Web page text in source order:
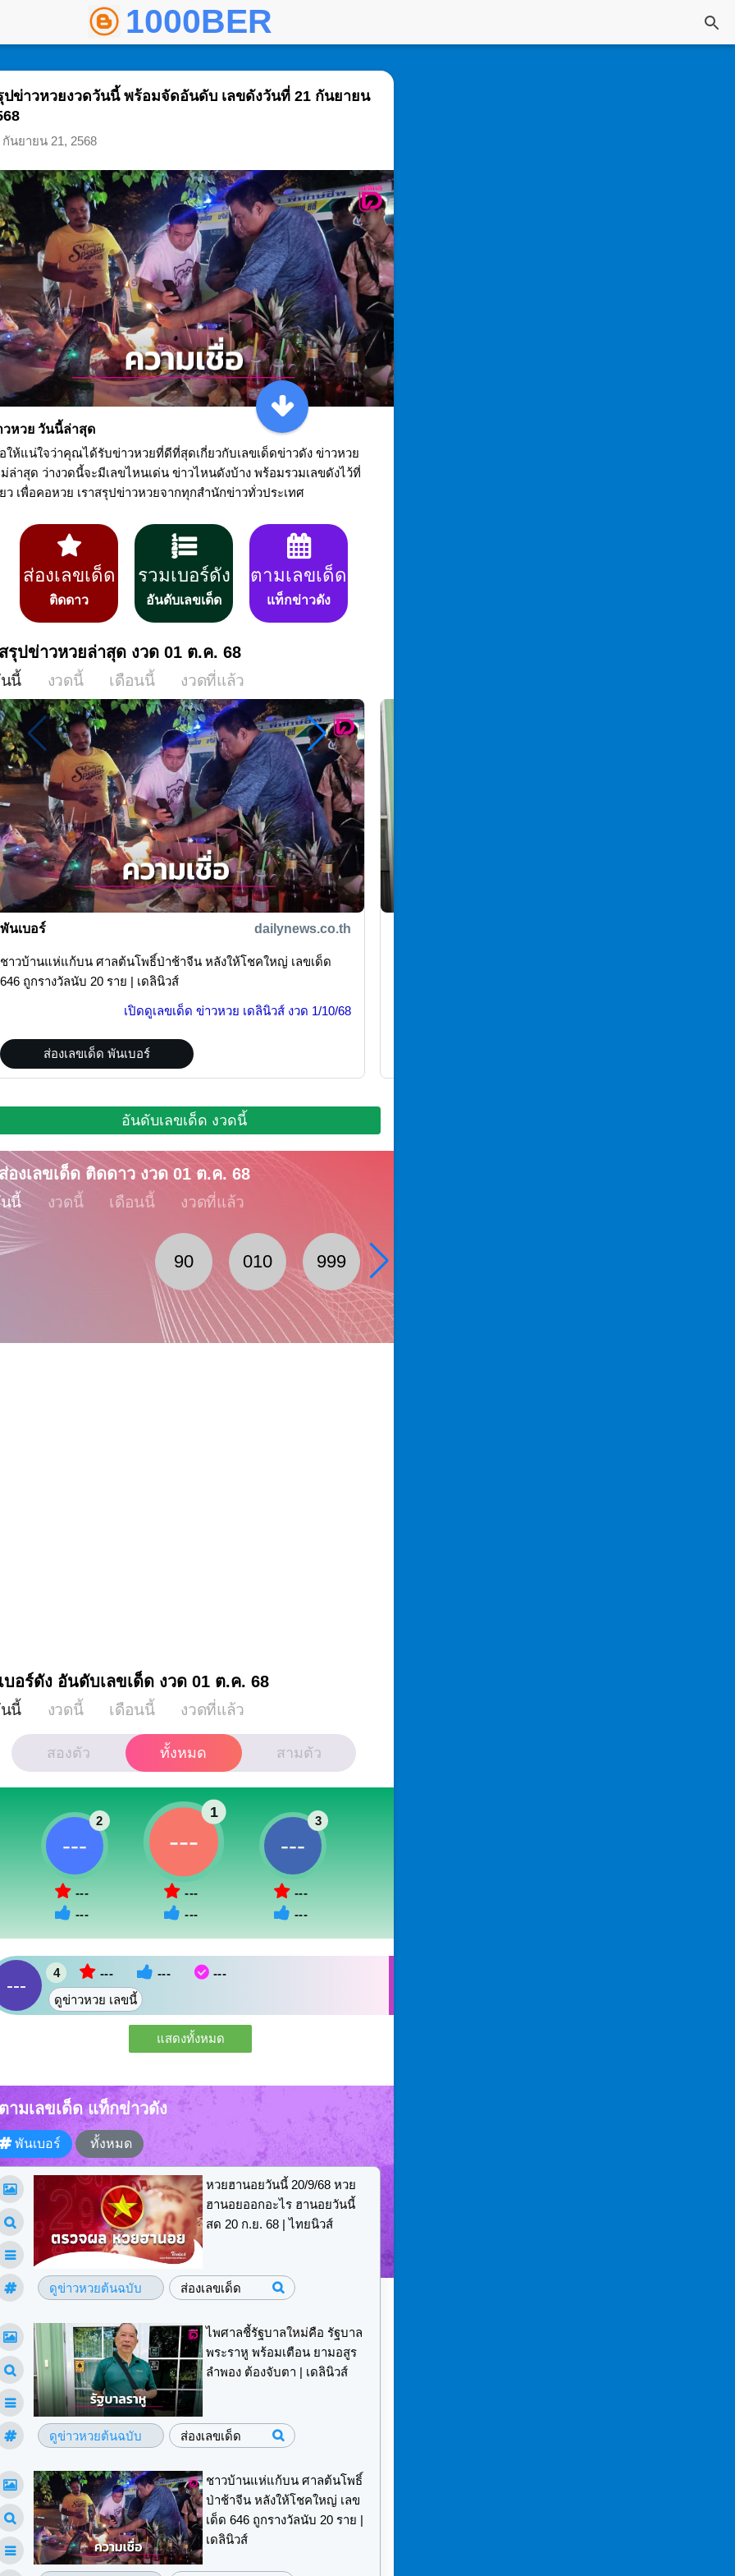
ข้ามไปที่เนื้อหาหลัก
1000BER พันเบอร์ สรุปข่าวหวยงวดล่าสุ
ปข่าวหวยงวดวันนี้ พร้อมจัดอันดับ เลขดังวันที่ 21 กันยายน
กันยายน 21, 2568
วหวย วันนี้ล่าสุด
ให้แน่ใจว่าคุณได้รับข่าวหวยที่ดีที่สุดเกี่ยวกับเลขเด็ดข่าวดัง ข่าวหวย
ล่าสุด ว่างวดนี้จะมีเลขไหนเด่น ข่าวไหนดังบ้าง พร้อมรวมเลขดังไว้ที่
ว เพื่อคอหวย เราสรุปข่าวหวยจากทุกสำนักข่าวทั่วประเทศ
ส่องเลขเด็ด
ติดดาว
รวมเบอร์ดัง
อันดับเลขเด็ด
ตามเลขเด็ด
แท็กข่าวดัง
รุปข่าวหวยล่าสุด งวด 01 ต.ค. 68
นี้ งวดนี้ เดือนนี้ งวดที่แล้ว
พันเบอร์ dailynews.co.th
ส่องเลขเด็ด พันเบอร์
ชาวบ้านแห่แก้บน ศาลต้นโพธิ์ป่าช้าจีน หลังให้โชคใหญ่ เลขเด็ด
646 ถูกรางวัลนับ 20 ราย | เดลินิวส์
เปิดดูเลขเด็ด ข่าวหวย เดลินิวส์ งวด 1/10/68
อันดับเลขเด็ด งวดนี้
องเลขเด็ด ติดดาว งวด 01 ต.ค. 68
นี้ งวดนี้ เดือนนี้ งวดที่แล้ว
90 010 999
บอร์ดัง อันดับเลขเด็ด งวด 01 ต.ค. 68
นี้ งวดนี้ เดือนนี้ งวดที่แล้ว
สองตัว ทั้งหมด สามตัว
---
2
---
---
---
1
---
---
---
3
---
---
---
4 --- ---
---
ดูข่าวหวย เลขนี้
แสดงทั้งหมด
ามเลขเด็ด แท็กข่าวดัง
พันเบอร์ ทั้งหมด
หวยฮานอยวันนี้ 20/9/68 หวย
ฮานอยออกอะไร ฮานอยวันนี้
สด 20 ก.ย. 68 | ไทยนิวส์
ดูข่าวหวยต้นฉบับ ส่องเลขเด็ด
ไพศาลชี้รัฐบาลใหม่คือ รัฐบาล
พระราหู พร้อมเตือน ยามอสูร
ลำพอง ต้องจับตา | เดลินิวส์
ดูข่าวหวยต้นฉบับ ส่องเลขเด็ด
ชาวบ้านแห่แก้บน ศาลต้นโพธิ์
ป่าช้าจีน หลังให้โชคใหญ่ เลข
เด็ด 646 ถูกรางวัลนับ 20 ราย |
เดลินิวส์